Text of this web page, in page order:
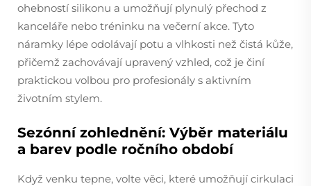
ohebností silikonu a umožňují plynulý přechod z
kanceláře nebo tréninku na večerní akce. Tyto
náramky lépe odolávají potu a vlhkosti než čistá kůže,
přičemž zachovávají upravený vzhled, což je činí
praktickou volbou pro profesionály s aktivním
životním stylem.
Sezónní zohlednění: Výběr materiálu
a barev podle ročního období
Když venku tepne, volte věci, které umožňují cirkulaci